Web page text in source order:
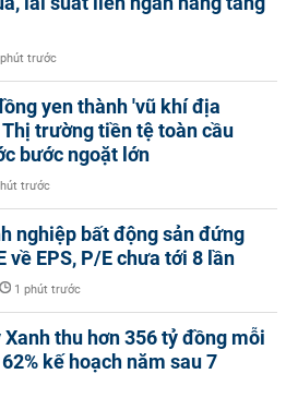
trước
yen thành 'vũ khí địa
trường tiền tệ toàn cầu
bước ngoặt lớn
trước
nghiệp bất động sản đứng
về EPS, P/E chưa tới 8 lần
1 phút trước
thu hơn 356 tỷ đồng mỗi
kế hoạch năm sau 7